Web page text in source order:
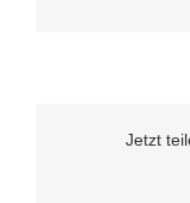
Jetzt